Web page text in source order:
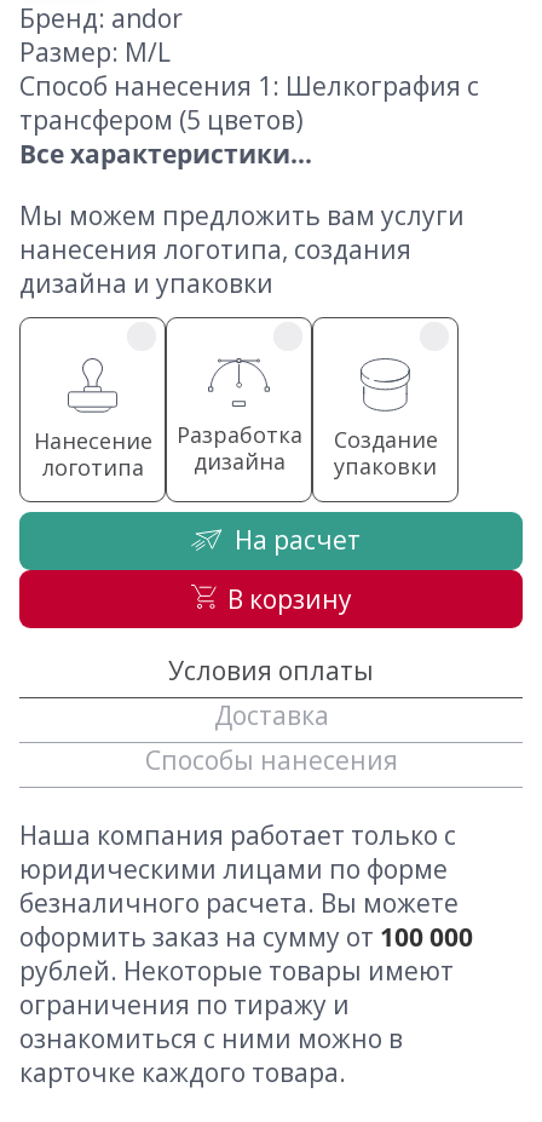
Бренд: andor
Размер: M/L
Способ нанесения 1: Шелкография с
трансфером (5 цветов)
Все характеристики...
Мы можем предложить вам услуги
нанесения логотипа, создания
дизайна и упаковки
Нанесение
логотипа
Разработка
дизайна
Создание
упаковки
На расчет
В корзину
Условия оплаты
Доставка
Способы нанесения
Наша компания работает только с
юридическими лицами по форме
безналичного расчета. Вы можете
оформить заказ на сумму от 100 000
рублей. Некоторые товары имеют
ограничения по тиражу и
ознакомиться с ними можно в
карточке каждого товара.